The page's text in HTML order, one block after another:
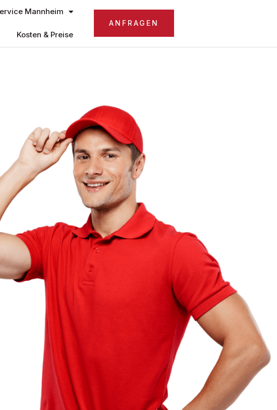
Mannheim
Kosten & Preise
ANFRAGEN